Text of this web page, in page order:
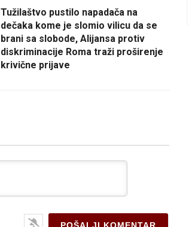
Tužilaštvo pustilo napadača na
dečaka kome je slomio vilicu da se
brani sa slobode, Alijansa protiv
diskriminacije Roma traži proširenje
krivične prijave